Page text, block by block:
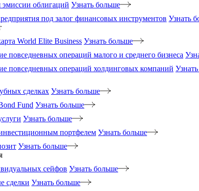
эмиссии облигаций Узнать больше
под залог финансовых инструментов Узнать
World Elite Business Узнать больше
повседневных операций малого и среднего бизнеса
повседневных операций холдинговых компаний
сделках Узнать больше
Fund Узнать больше
Узнать больше
портфелем Узнать больше
Узнать больше
сейфов Узнать больше
сделки Узнать больше